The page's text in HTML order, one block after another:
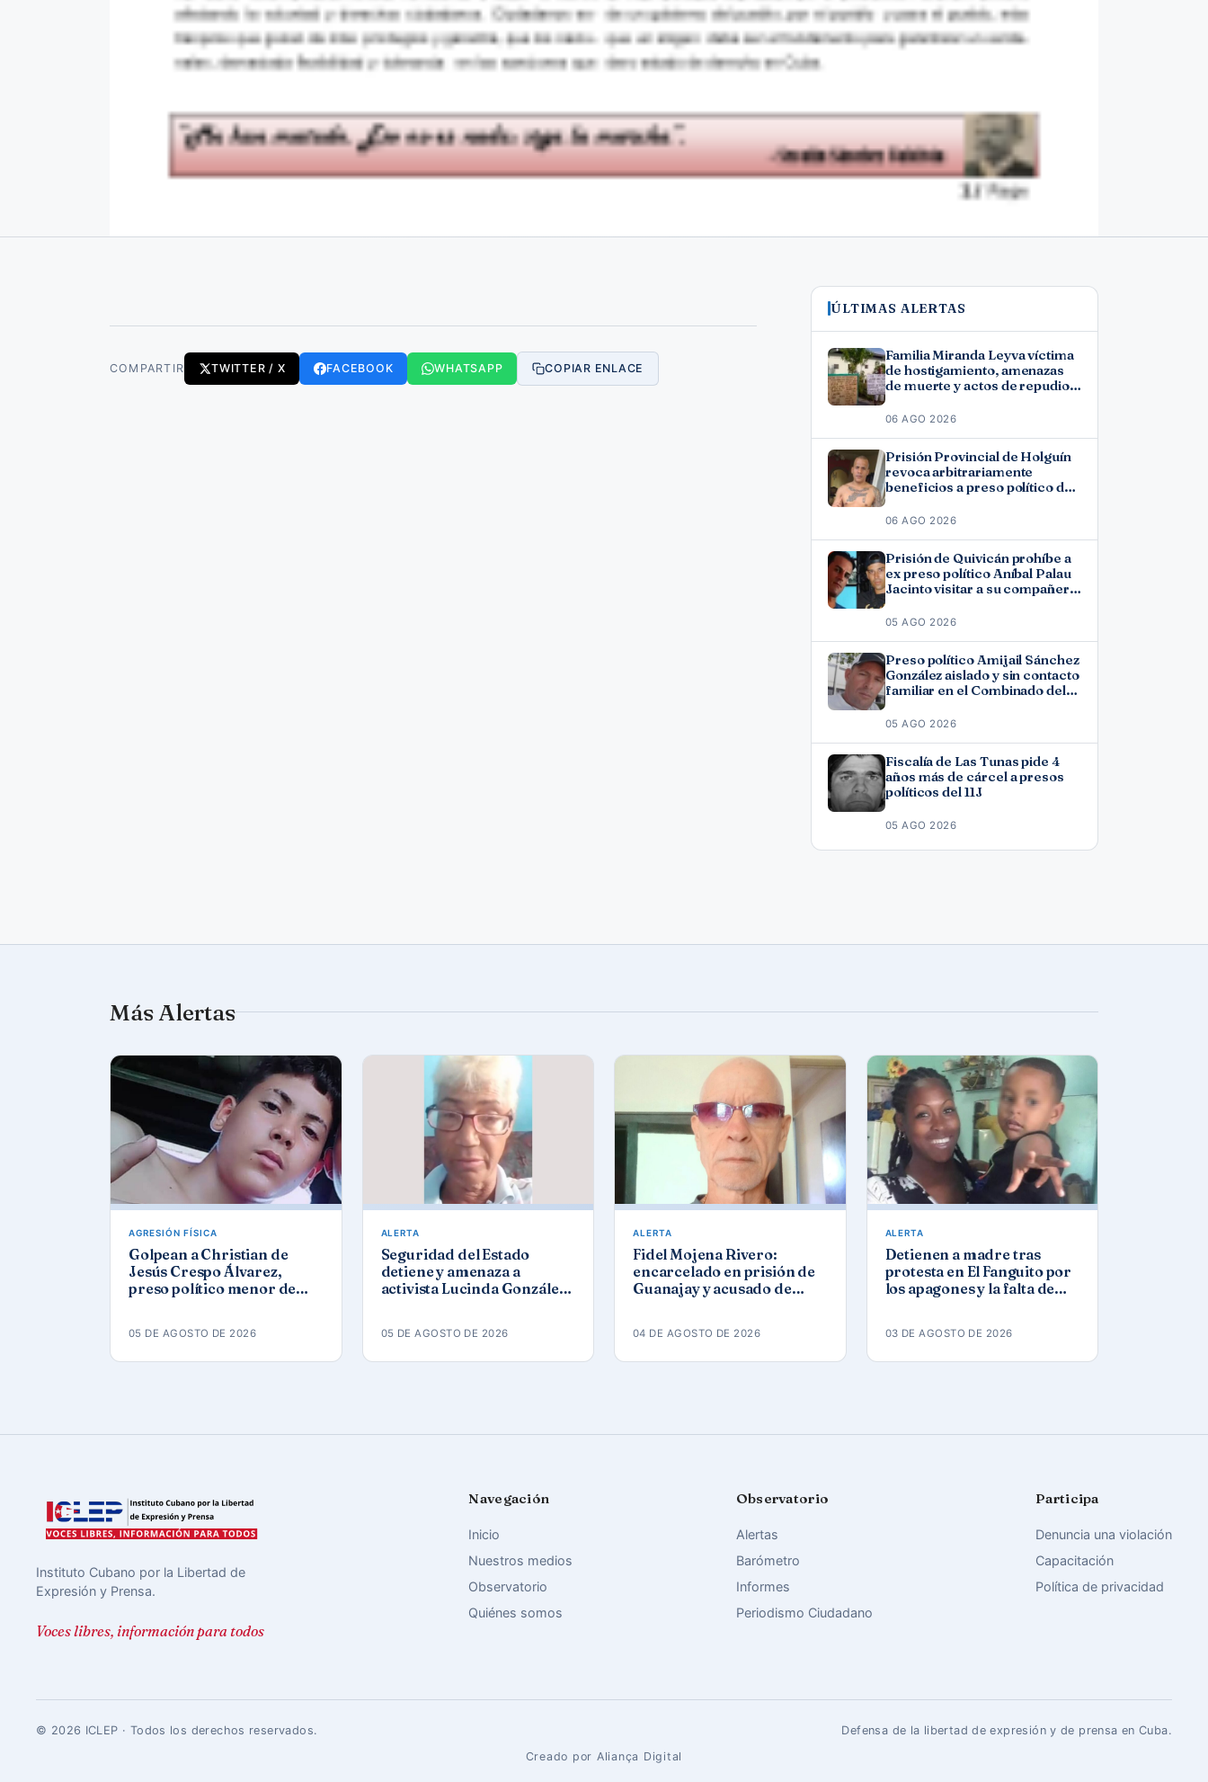
COMPARTIR TWITTER / X FACEBOOK WHATSAPP COPIAR ENLACE
ÚLTIMAS ALERTAS
Familia Miranda Leyva víctima
de hostigamiento, amenazas
de muerte y actos de repudio
06 AGO 2026
Prisión Provincial de Holguín
revoca arbitrariamente
beneficios a preso político del
06 AGO 2026
Prisión de Quivicán prohíbe a
ex preso político Aníbal Palau
Jacinto visitar a su compañero
Fonseca
05 AGO 2026
Preso político Amijail Sánchez
González aislado y sin contacto
familiar en el Combinado del
05 AGO 2026
Fiscalía de Las Tunas pide 4
años más de cárcel a presos
políticos del 11J
05 AGO 2026
Más Alertas
AGRESIÓN FÍSICA
Golpean a Christian de
Jesús Crespo Álvarez,
preso político menor de
05 DE AGOSTO DE 2026
ALERTA
Seguridad del Estado
detiene y amenaza a
activista Lucinda González
05 DE AGOSTO DE 2026
ALERTA
Fidel Mojena Rivero:
encarcelado en prisión de
Guanajay y acusado de
04 DE AGOSTO DE 2026
ALERTA
Detienen a madre tras
protesta en El Fanguito por
los apagones y la falta de
03 DE AGOSTO DE 2026
Instituto Cubano por la Libertad de
Expresión y Prensa.
Voces libres, información para todos
Navegación
Inicio
Nuestros medios
Observatorio
Quiénes somos
Observatorio
Alertas
Barómetro
Informes
Periodismo Ciudadano
Participa
Denuncia una violación
Capacitación
Política de privacidad
© 2026 ICLEP · Todos los derechos reservados.
Defensa de la libertad de expresión y de prensa en Cuba.
Creado por Aliança Digital